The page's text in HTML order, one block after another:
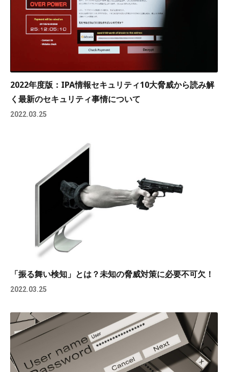
2022年度版：IPA情報セキュリティ10大脅威から読み解
く最新のセキュリティ事情について
2022.03.25
「振る舞い検知」とは？未知の脅威対策に必要不可欠！
2022.03.25